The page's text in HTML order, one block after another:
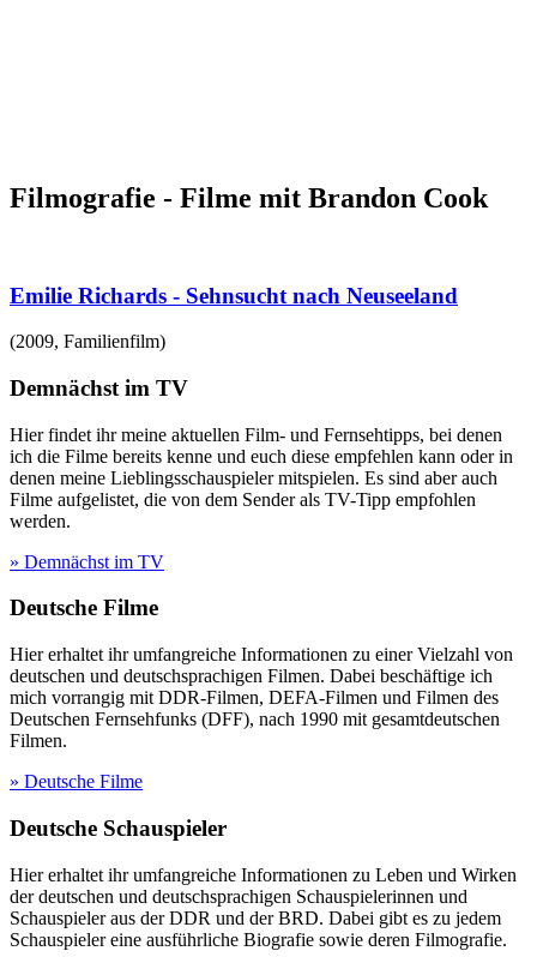
Filmografie - Filme mit Brandon Cook
Emilie Richards - Sehnsucht nach Neuseeland
(2009, Familienfilm)
Demnächst im TV
Hier findet ihr meine aktuellen Film- und Fernsehtipps, bei denen
ich die Filme bereits kenne und euch diese empfehlen kann oder in
denen meine Lieblingsschauspieler mitspielen. Es sind aber auch
Filme aufgelistet, die von dem Sender als TV-Tipp empfohlen
werden.
» Demnächst im TV
Deutsche Filme
Hier erhaltet ihr umfangreiche Informationen zu einer Vielzahl von
deutschen und deutschsprachigen Filmen. Dabei beschäftige ich
mich vorrangig mit DDR-Filmen, DEFA-Filmen und Filmen des
Deutschen Fernsehfunks (DFF), nach 1990 mit gesamtdeutschen
Filmen.
» Deutsche Filme
Deutsche Schauspieler
Hier erhaltet ihr umfangreiche Informationen zu Leben und Wirken
der deutschen und deutschsprachigen Schauspielerinnen und
Schauspieler aus der DDR und der BRD. Dabei gibt es zu jedem
Schauspieler eine ausführliche Biografie sowie deren Filmografie.